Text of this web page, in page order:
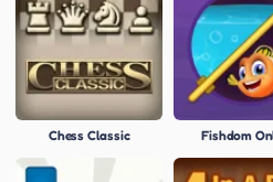
Chess Classic Fishdom